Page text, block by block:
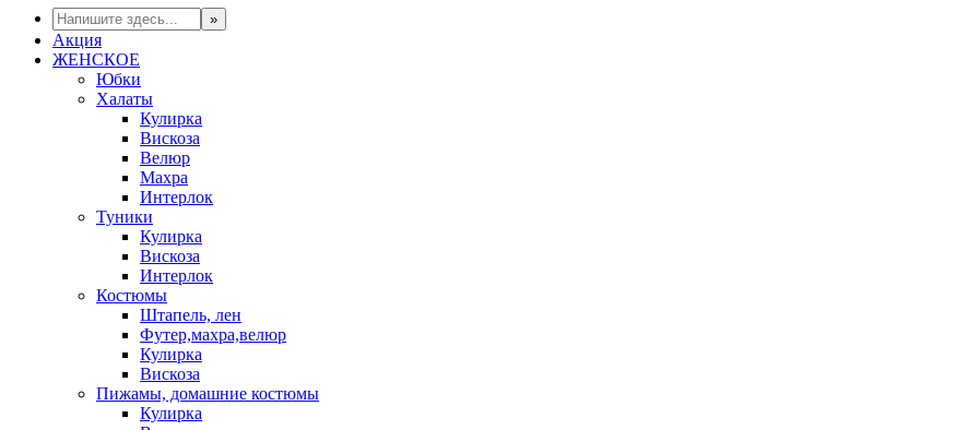
Акция
ЖЕНСКОЕ
Юбки
Халаты
Кулирка
Вискоза
Велюр
Махра
Интерлок
Туники
Кулирка
Вискоза
Интерлок
Костюмы
Штапель, лен
Футер,махра,велюр
Кулирка
Вискоза
Пижамы, домашние костюмы
Кулирка